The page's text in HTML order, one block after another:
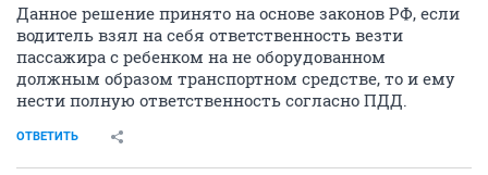
Данное решение принято на основе законов РФ, если
водитель взял на себя ответственность везти
пассажира с ребенком на не оборудованном
должным образом транспортном средстве, то и ему
нести полную ответственность согласно ПДД.
ОТВЕТИТЬ